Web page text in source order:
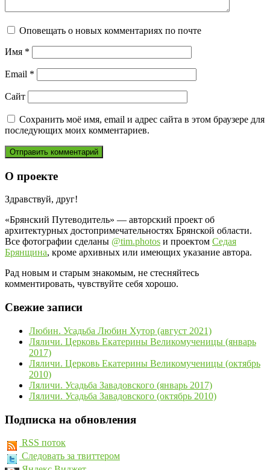
Оповещать о новых комментариях по почте
Имя *
Email *
Сайт
Сохранить моё имя, email и адрес сайта в этом браузере для
последующих моих комментариев.
О проекте
Здравствуй, друг!
«Брянский Путеводитель» — авторский проект об
архитектурных достопримечательностях Брянской области.
Все фотографии сделаны @tim.photos и проектом Седая
Брянщина, кроме архивных или имеющих указание автора.
Рад новым и старым знакомым, не стесняйтесь
комментировать, чувствуйте себя хорошо.
Свежие записи
Любин. Усадьба Любин Хутор (август 2021)
Ляличи. Церковь Екатерины Великомученицы (январь
2017)
Ляличи. Церковь Екатерины Великомученицы (октябрь
2010)
Ляличи. Усадьба Завадовского (январь 2017)
Ляличи. Усадьба Завадовского (октябрь 2010)
Подписка на обновления
RSS поток
Следовать за твиттером